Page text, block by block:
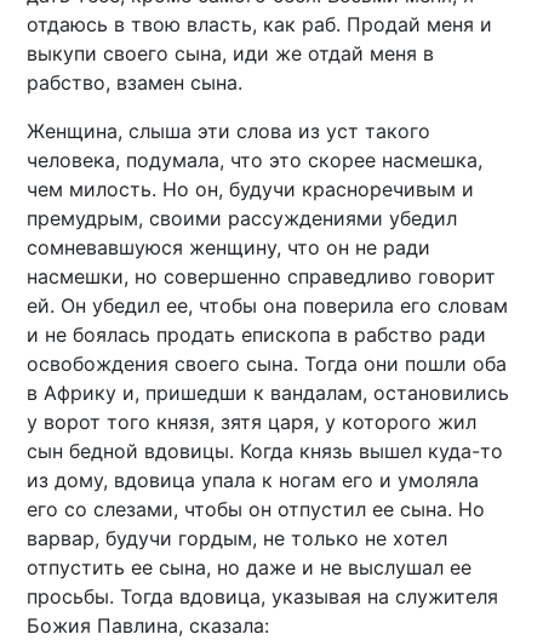
отдаюсь в твою власть, как раб. Продай меня и
выкупи своего сына, иди же отдай меня в
рабство, взамен сына.
Женщина, слыша эти слова из уст такого
человека, подумала, что это скорее насмешка,
чем милость. Но он, будучи красноречивым и
премудрым, своими рассуждениями убедил
сомневавшуюся женщину, что он не ради
насмешки, но совершенно справедливо говорит
ей. Он убедил ее, чтобы она поверила его словам
и не боялась продать епископа в рабство ради
освобождения своего сына. Тогда они пошли оба
в Африку и, пришедши к вандалам, остановились
у ворот того князя, зятя царя, у которого жил
сын бедной вдовицы. Когда князь вышел куда-то
из дому, вдовица упала к ногам его и умоляла
его со слезами, чтобы он отпустил ее сына. Но
варвар, будучи гордым, не только не хотел
отпустить ее сына, но даже и не выслушал ее
просьбы. Тогда вдовица, указывая на служителя
Божия Павлина, сказала: